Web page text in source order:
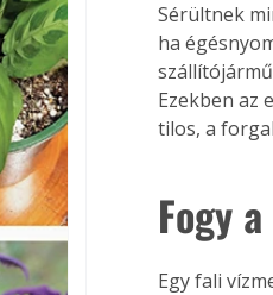
Sérültnek
ha
Ezekben az
tilos, a
Fogy
Egy fali